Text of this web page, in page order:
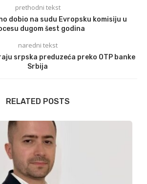
prethodni tekst
dobio na sudu Evropsku komisiju u
dugom šest godina
naredni tekst
srpska preduzeća preko OTP banke
Srbija
RELATED POSTS